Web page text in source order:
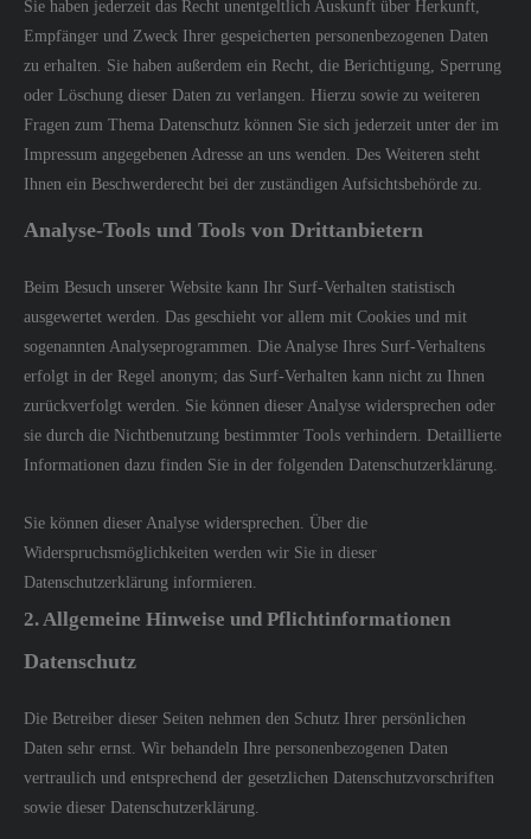
Sie haben jederzeit das Recht unentgeltlich Auskunft über Herkunft,
Empfänger und Zweck Ihrer gespeicherten personenbezogenen Daten
zu erhalten. Sie haben außerdem ein Recht, die Berichtigung, Sperrung
oder Löschung dieser Daten zu verlangen. Hierzu sowie zu weiteren
Fragen zum Thema Datenschutz können Sie sich jederzeit unter der im
Impressum angegebenen Adresse an uns wenden. Des Weiteren steht
Ihnen ein Beschwerderecht bei der zuständigen Aufsichtsbehörde zu.
Analyse-Tools und Tools von Drittanbietern
Beim Besuch unserer Website kann Ihr Surf-Verhalten statistisch
ausgewertet werden. Das geschieht vor allem mit Cookies und mit
sogenannten Analyseprogrammen. Die Analyse Ihres Surf-Verhaltens
erfolgt in der Regel anonym; das Surf-Verhalten kann nicht zu Ihnen
zurückverfolgt werden. Sie können dieser Analyse widersprechen oder
sie durch die Nichtbenutzung bestimmter Tools verhindern. Detaillierte
Informationen dazu finden Sie in der folgenden Datenschutzerklärung.
Sie können dieser Analyse widersprechen. Über die
Widerspruchsmöglichkeiten werden wir Sie in dieser
Datenschutzerklärung informieren.
2. Allgemeine Hinweise und Pflichtinformationen
Datenschutz
Die Betreiber dieser Seiten nehmen den Schutz Ihrer persönlichen
Daten sehr ernst. Wir behandeln Ihre personenbezogenen Daten
vertraulich und entsprechend der gesetzlichen Datenschutzvorschriften
sowie dieser Datenschutzerklärung.